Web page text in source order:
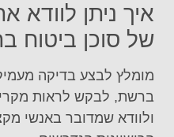
איך ניתן לוודא
של סוכן ביטוח
מומלץ לבצע בדיקה
ברשת, לבקש לראות
ולוודא שמדובר באנשי